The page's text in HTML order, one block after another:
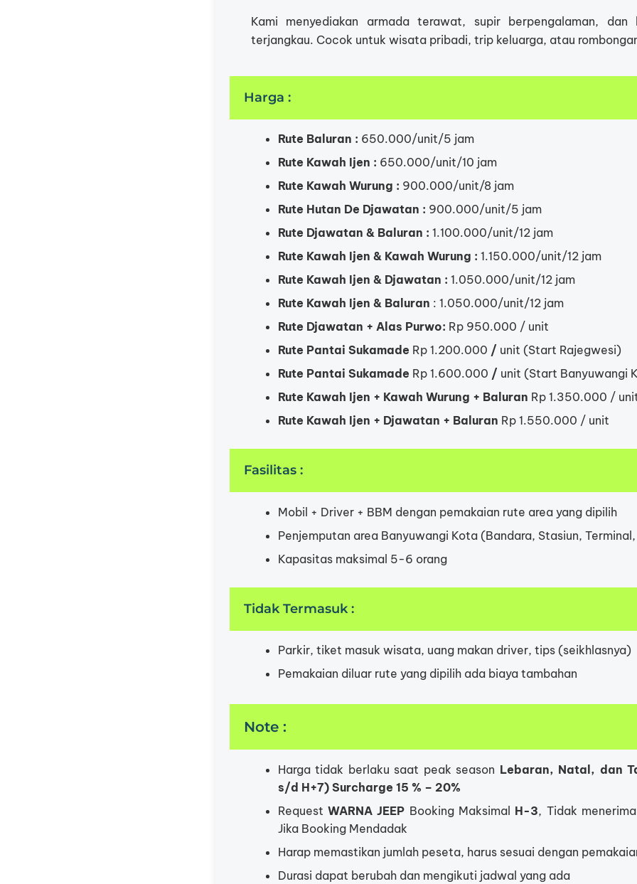
Kami menyediakan armada terawat, supir berpengalaman, dan
terjangkau. Cocok untuk wisata pribadi, trip keluarga, atau
Harga :
Rute Baluran : 650.000/unit/5 jam
Rute Kawah Ijen : 650.000/unit/10 jam
Rute Kawah Wurung : 900.000/unit/8 jam
Rute Hutan De Djawatan : 900.000/unit/5 jam
Rute Djawatan & Baluran : 1.100.000/unit/12 jam
Rute Kawah Ijen & Kawah Wurung : 1.150.000/unit/12 jam
Rute Kawah Ijen & Djawatan : 1.050.000/unit/12 jam
Rute Kawah Ijen & Baluran : 1.050.000/unit/12 jam
Rute Djawatan + Alas Purwo: Rp 950.000 / unit
Rute Pantai Sukamade Rp 1.200.000 / unit (Start Rajegwesi)
Rute Pantai Sukamade Rp 1.600.000 / unit (Start Banyuwangi
Rute Kawah Ijen + Kawah Wurung + Baluran Rp 1.350.000 /
Rute Kawah Ijen + Djawatan + Baluran Rp 1.550.000 / unit
Fasilitas :
Mobil + Driver + BBM dengan pemakaian rute area yang dipilih
Penjemputan area Banyuwangi Kota (Bandara, Stasiun,
Kapasitas maksimal 5-6 orang
Tidak Termasuk :
Parkir, tiket masuk wisata, uang makan driver, tips (seikhlasnya)
Pemakaian diluar rute yang dipilih ada biaya tambahan
Note :
Harga tidak berlaku saat peak season Lebaran, Natal, dan
s/d H+7) Surcharge 15 % – 20%
Request WARNA JEEP Booking Maksimal H-3, Tidak
Jika Booking Mendadak
Harap memastikan jumlah peseta, harus sesuai dengan
Durasi dapat berubah dan mengikuti jadwal yang ada